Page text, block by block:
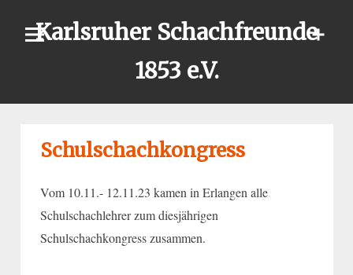
Karlsruher Schachfreunde
1853 e.V.
Schulschachkongress
Vom 10.11.- 12.11.23 kamen in Erlangen alle
Schulschachlehrer zum diesjährigen
Schulschachkongress zusammen.